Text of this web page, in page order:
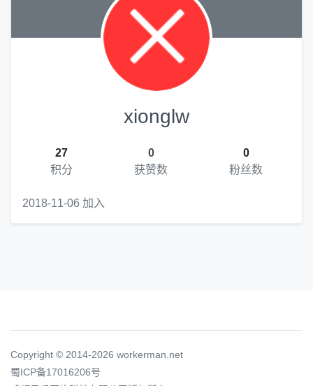
xionglw
27
积分
0
获赞数
0
粉丝数
2018-11-06 加入
Copyright © 2014-2026 workerman.net
蜀ICP备17016206号